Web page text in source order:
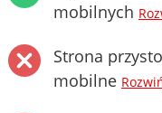
mobilnych
Strona
mobilne